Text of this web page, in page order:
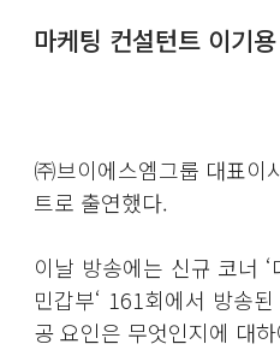
마케팅 컨설턴트 이기
㈜브이에스엠그룹 대표이
트로 출연했다.
이날 방송에는 신규 코너
민갑부‘ 161회에서 방송
공 요인은 무엇인지에 대